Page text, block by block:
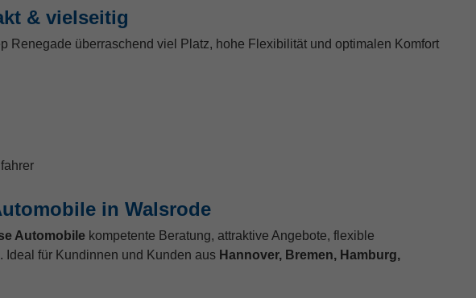
& vielseitig
Renegade überraschend viel Platz, hohe Flexibilität und optimalen Komfort
in Walsrode
Automobilekompetente Beratung, attraktive Angebote, flexible
Ideal für Kundinnen und Kunden aus Hannover, Bremen, Hamburg,